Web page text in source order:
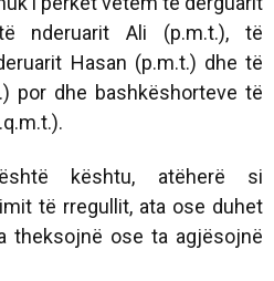
nderuarit Ali (p.m.t.), të
Hasan (p.m.t.) dhe të
por dhe bashkëshorteve të
kështu, atëherë si
të rregullit, ata ose duhet
theksojnë ose ta agjësojnë